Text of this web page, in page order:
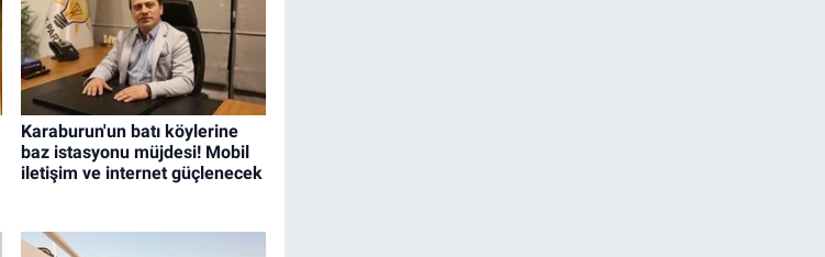
Karaburun'un batı köylerine
baz istasyonu müjdesi! Mobil
iletişim ve internet güçlenecek